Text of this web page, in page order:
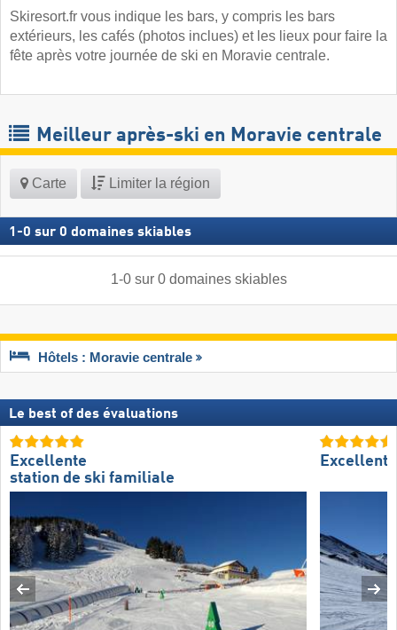
Skiresort.fr vous indique les bars, y compris les bars
extérieurs, les cafés (photos inclues) et les lieux pour faire la
fête après votre journée de ski en Moravie centrale.
Meilleur après-ski en Moravie centrale
Carte Limiter la région
1 -0 sur 0 domaines skiables
1-0sur 0 domaines skiables
Hôtels : Moravie centrale
Le best of des évaluations
Excellente
station de ski familiale
Excellent